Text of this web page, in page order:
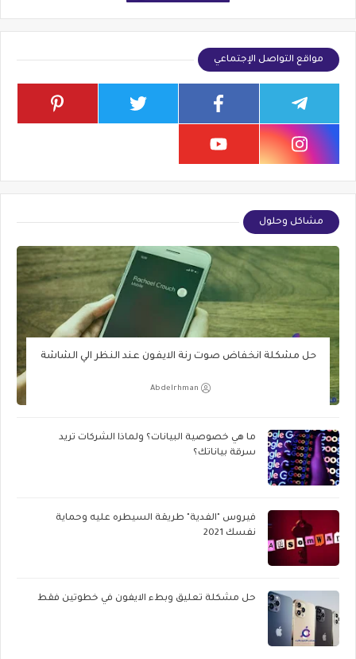
مواقع التواصل الإجتماعي
مشاكل وحلول
حل مشكلة انخفاض صوت رنة الايفون عند النظر الي الشاشة
Abdelrhman
ما هي خصوصية البيانات؟ ولماذا الشركات تريد
سرقة بياناتك؟
فيروس "الفدية" طريقة السيطره عليه وحماية
نفسك 2021
حل مشكلة تعليق وبطء الايفون في خطوتين فقط